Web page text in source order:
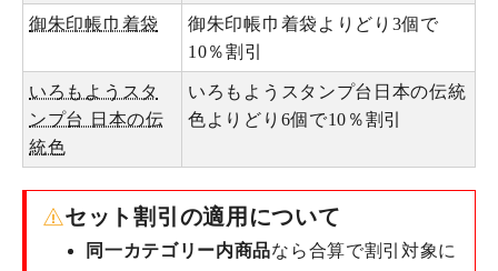
御朱印帳巾着袋
御朱印帳巾着袋よりどり3個で
10％割引
いろもようスタ
ンプ台 日本の伝
統色
いろもようスタンプ台日本の伝統
色よりどり6個で10％割引
セット割引の適用について
同一カテゴリー内商品なら合算で割引対象に